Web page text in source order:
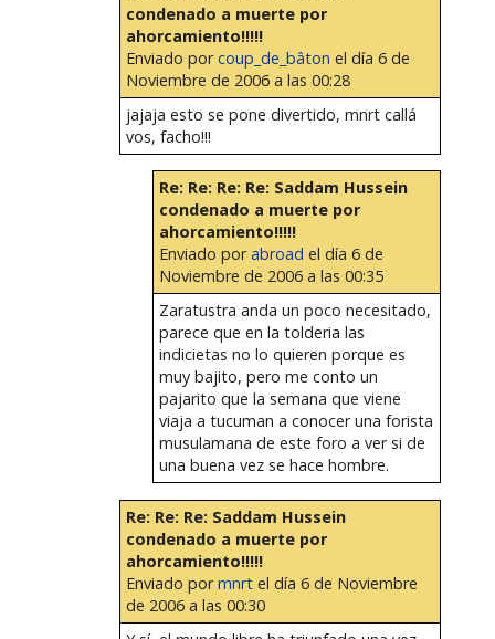
condenado a muerte por
ahorcamiento!!!!!
Enviado porcoup_de_bâton el día 6 de
Noviembre de 2006 a las 00:28
jajaja esto se pone divertido, mnrt callá
vos, facho!!!
Re: Re: Re: Re: Saddam Hussein
condenado a muerte por
ahorcamiento!!!!!
Enviado porabroad el día 6 de
Noviembre de 2006 a las 00:35
Zaratustra anda un poco necesitado,
parece que en la tolderia las
indicietas no lo quieren porque es
muy bajito, pero me conto un
pajarito que la semana que viene
viaja a tucuman a conocer una forista
musulamana de este foro a ver si de
una buena vez se hace hombre.
Re: Re: Re: Saddam Hussein
condenado a muerte por
ahorcamiento!!!!!
Enviado pormnrtel día 6 de Noviembre
de 2006 a las 00:30